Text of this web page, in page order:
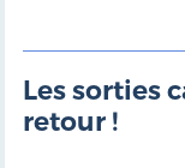
Les sorties
retour !